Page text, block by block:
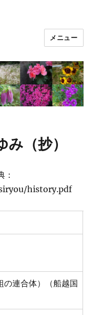
メニュー
（抄）
：
history.pdf
の連合体）（船越国